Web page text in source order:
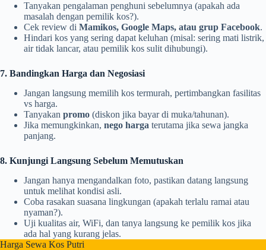
Tanyakan pengalaman penghuni sebelumnya (apakah ada
masalah dengan pemilik kos?).
Cek review di Mamikos, Google Maps, atau grup Facebook.
Hindari kos yang sering dapat keluhan (misal: sering mati listrik,
air tidak lancar, atau pemilik kos sulit dihubungi).
7. Bandingkan Harga dan Negosiasi
Jangan langsung memilih kos termurah, pertimbangkan fasilitas
vs harga.
Tanyakan promo (diskon jika bayar di muka/tahunan).
Jika memungkinkan, nego harga terutama jika sewa jangka
panjang.
8. Kunjungi Langsung Sebelum Memutuskan
Jangan hanya mengandalkan foto, pastikan datang langsung
untuk melihat kondisi asli.
Coba rasakan suasana lingkungan (apakah terlalu ramai atau
nyaman?).
Uji kualitas air, WiFi, dan tanya langsung ke pemilik kos jika
ada hal yang kurang jelas.
Harga Sewa Kos Putri